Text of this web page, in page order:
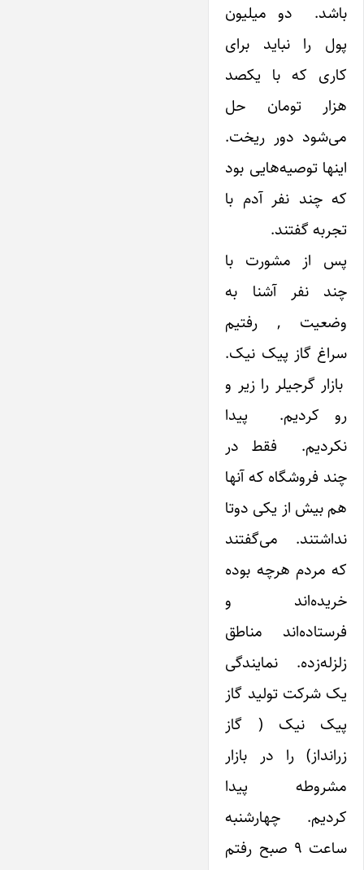
باشد. دو میلیون
پول را نباید برای
کاری که با یکصد
هزار تومان حل
می‌شود دور ریخت.
‌اینها توصیه‌هایی بود
که چند نفر آدم با
تجربه گفتند.
پس از مشورت با
چند نفر آشنا به
وضعیت , رفتیم
سراغ گاز پیک نیک.
بازار گرجیلر را زیر و
رو کردیم. پیدا
نکردیم. فقط در
چند فروشگاه که آنها
هم بیش از یکی دوتا
نداشتند. می‌گفتند
که مردم هرچه بوده
خریده‌اند و
فرستاده‌اند مناطق
زلزله‌زده. نمایندگی
یک شرکت تولید گاز
پیک نیک ( گاز
زرانداز) را در بازار
مشروطه پیدا
کردیم. چهارشنبه
ساعت ۹ صبح رفتم